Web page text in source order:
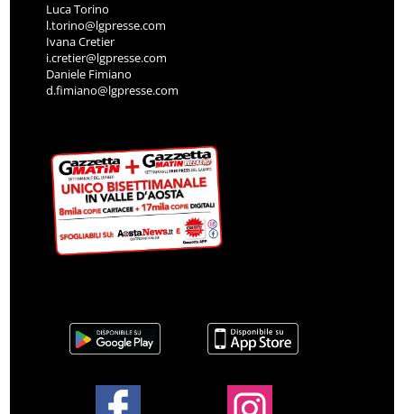
Luca Torino
l.torino@lgpresse.com
Ivana Cretier
i.cretier@lgpresse.com
Daniele Fimiano
d.fimiano@lgpresse.com